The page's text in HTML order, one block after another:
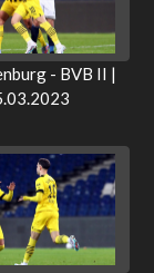
- BVB II |